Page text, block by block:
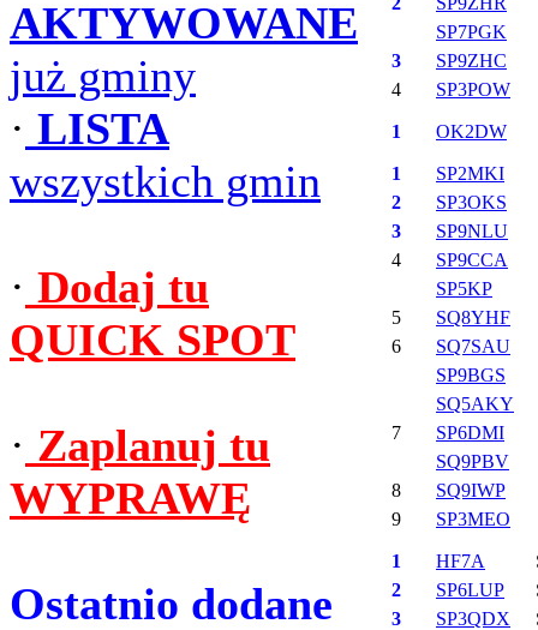
AKTYWOWANE
już gminy
· LISTA
wszystkich gmin
· Dodaj tu
QUICK SPOT
· Zaplanuj tu
WYPRAWĘ
Ostatnio dodane
SP7PGK
3
SP9ZHC
4
SP3POW
1 OK2DW
1
SP2MKI
2
SP3OKS
3
SP9NLU
4
SP9CCA
SP5KP
5
SQ8YHF
6
SQ7SAU
SP9BGS
SQ5AKY
7
SP6DMI
SQ9PBV
8
SQ9IWP
9
SP3MEO
1 HF7A
2
SP6LUP
3
SP3QDX